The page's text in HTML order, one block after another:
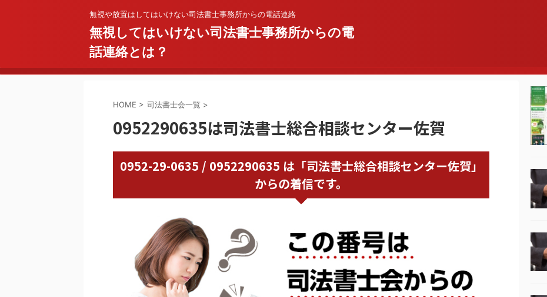
無視や放置はしてはいけない司法書士事務所からの電話連絡
無視してはいけない司法書士事務所からの電
話連絡とは？
HOME > 司法書士会一覧 >
0952290635は司法書士総合相談センター佐賀
0952-29-0635 / 0952290635 は「司法書士総合相談センター佐賀」
からの着信です。